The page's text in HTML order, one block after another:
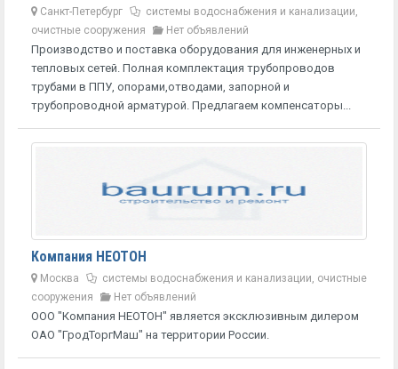
Санкт-Петербург
системы водоснабжения и канализации,
очистные сооружения
Нет объявлений
Производство и поставка оборудования для инженерных и
тепловых сетей. Полная комплектация трубопроводов
трубами в ППУ, опорами,отводами, запорной и
трубопроводной арматурой. Предлагаем компенсаторы...
Компания НЕОТОН
Москва
системы водоснабжения и канализации, очистные
сооружения
Нет объявлений
ООО "Компания НЕОТОН" является эксклюзивным дилером
ОАО "ГродТоргМаш" на территории России.